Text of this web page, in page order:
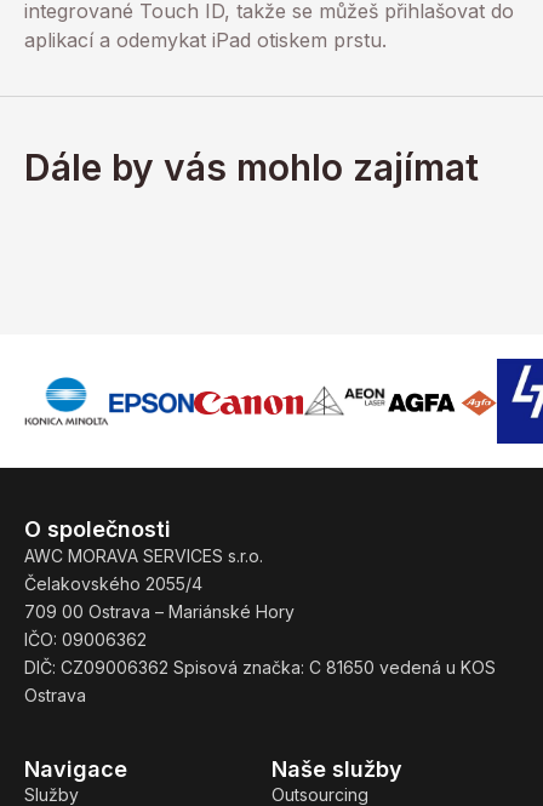
integrované Touch ID, takže se můžeš přihlašovat do
aplikací a odemykat iPad otiskem prstu.
Dále by vás mohlo zajímat
Naše služby
Outsourcing
Navigace
Služby
O společnosti
AWC MORAVA SERVICES s.r.o.
Čelakovského 2055/4
709 00 Ostrava – Mariánské Hory
IČO: 09006362
DIČ: CZ09006362 Spisová značka: C 81650 vedená u KOS
Ostrava